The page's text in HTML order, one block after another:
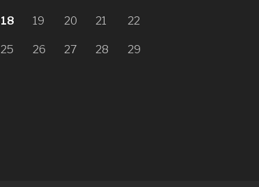
18 19 20 21 22
25 26 27 28 29